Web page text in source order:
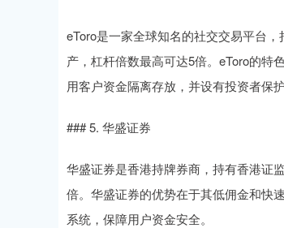
eToro是一家全球知名的社交交易平台
产，杠杆倍数最高可达5倍。eToro的特
用客户资金隔离存放，并设有投资者保护
### 5. 华盛证券
华盛证券是香港持牌券商，持有香港证
倍。华盛证券的优势在于其低佣金和快
系统，保障用户资金安全。